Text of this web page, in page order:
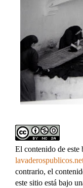
El contenido de este
contrario, el
este sitio está bajo